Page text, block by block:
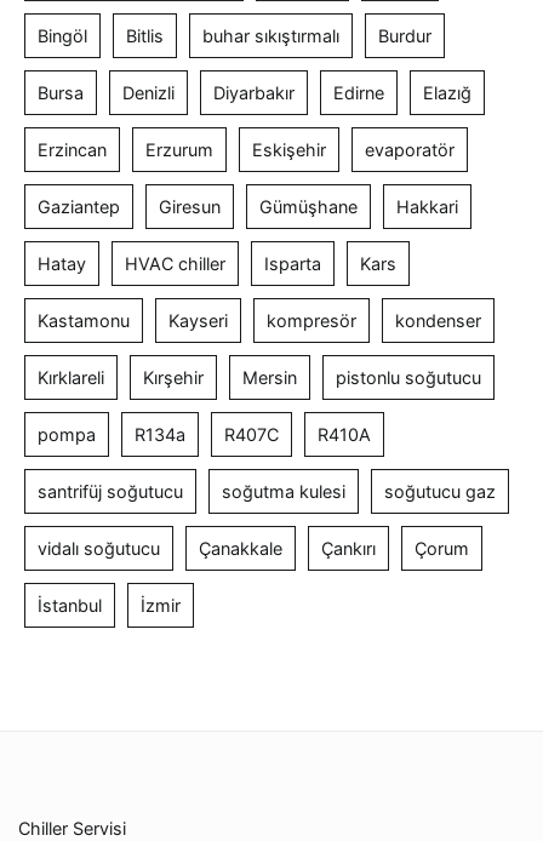
Bingöl Bitlis buhar sıkıştırmalı Burdur
Bursa Denizli Diyarbakır Edirne Elazığ
Erzincan Erzurum Eskişehir evaporatör
Gaziantep Giresun Gümüşhane Hakkari
Hatay HVAC chiller Isparta Kars
Kastamonu Kayseri kompresör kondenser
Kırklareli Kırşehir Mersin pistonlu soğutucu
pompa R134a R407C R410A
santrifüj soğutucu soğutma kulesi soğutucu gaz
vidalı soğutucu Çanakkale Çankırı Çorum
İstanbul İzmir
Chiller Servisi